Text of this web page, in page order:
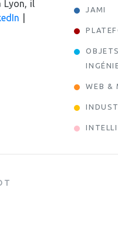
Lyon, il
JAMI
WEB &